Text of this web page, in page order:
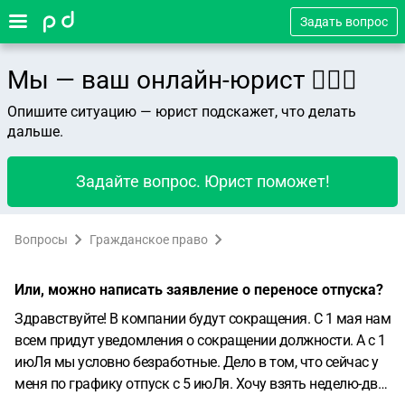
Задать вопрос
Мы — ваш онлайн-юрист 👨🏻‍⚖️
Опишите ситуацию — юрист подскажет, что делать
дальше.
Задайте вопрос. Юрист поможет!
Вопросы Гражданское право
Или, можно написать заявление о переносе отпуска?
Здравствуйте! В компании будут сокращения. С 1 мая нам
всем придут уведомления о сокращении должности. А с 1
июЛя мы условно безработные. Дело в том, что сейчас у
меня по графику отпуск с 5 июЛя. Хочу взять неделю-две